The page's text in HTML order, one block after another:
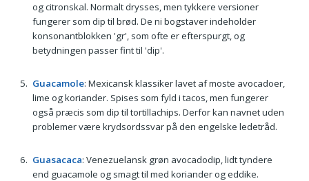
og citronskal. Normalt drysses, men tykkere versioner
fungerer som dip til brød. De ni bogstaver indeholder
konsonantblokken 'gr', som ofte er efterspurgt, og
betydningen passer fint til 'dip'.
Guacamole: Mexicansk klassiker lavet af moste avocadoer,
lime og koriander. Spises som fyld i tacos, men fungerer
også præcis som dip til tortillachips. Derfor kan navnet uden
problemer være krydsordssvar på den engelske ledetråd.
Guasacaca: Venezuelansk grøn avocadodip, lidt tyndere
end guacamole og smagt til med koriander og eddike.